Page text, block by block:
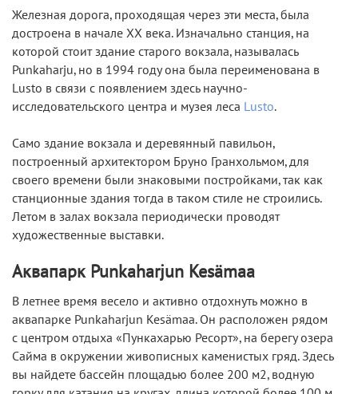
Железная дорога, проходящая через эти места, была
достроена в начале XX века. Изначально станция, на
которой стоит здание старого вокзала, называлась
Punkaharju, но в 1994 году она была переименована в
Lusto в связи с появлением здесь научно-
исследовательского центра и музея леса Lusto.
Само здание вокзала и деревянный павильон,
построенный архитектором Бруно Гранхольмом, для
своего времени были знаковыми постройками, так как
станционные здания тогда в таком стиле не строились.
Летом в залах вокзала периодически проводят
художественные выставки.
Аквапарк Punkaharjun Kesämaa
В летнее время весело и активно отдохнуть можно в
аквапарке Punkaharjun Kesämaa. Он расположен рядом
с центром отдыха «Пункахарью Ресорт», на берегу озера
Сайма в окружении живописных каменистых гряд. Здесь
вы найдете бассейн площадью более 200 м2, водную